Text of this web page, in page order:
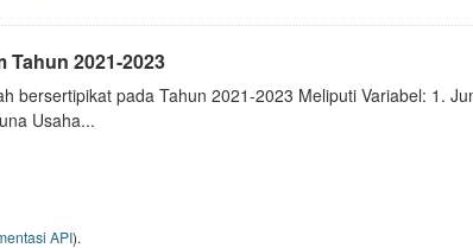
2021-2023
bersertipikat pada Tahun 2021-2023 Meliputi Variabel: 1.
Usaha...
API).